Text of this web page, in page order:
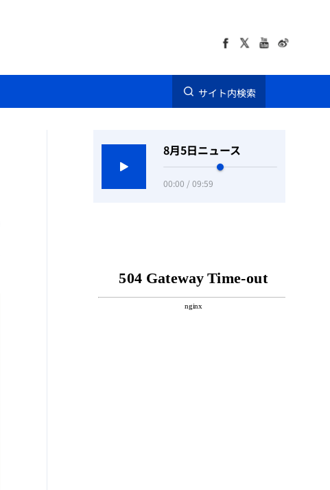
サイト内検索
8月5日ニュース
00:00 / 09:59